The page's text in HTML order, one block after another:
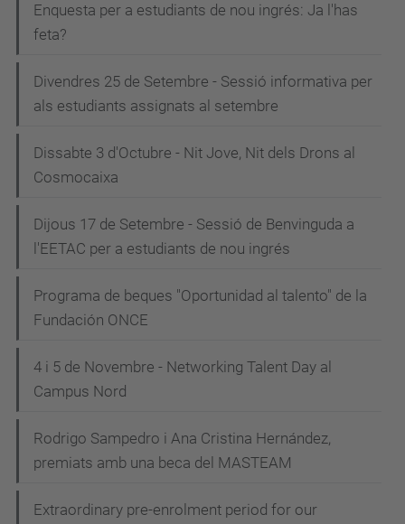
Enquesta per a estudiants de nou ingrés: Ja l'has
feta?
Divendres 25 de Setembre - Sessió informativa per
als estudiants assignats al setembre
Dissabte 3 d'Octubre - Nit Jove, Nit dels Drons al
Cosmocaixa
Dijous 17 de Setembre - Sessió de Benvinguda a
l'EETAC per a estudiants de nou ingrés
Programa de beques "Oportunidad al talento" de la
Fundación ONCE
4 i 5 de Novembre - Networking Talent Day al
Campus Nord
Rodrigo Sampedro i Ana Cristina Hernández,
premiats amb una beca del MASTEAM
Extraordinary pre-enrolment period for our